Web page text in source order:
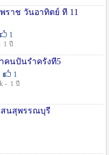
ราช วันอาทิตย์ ที่ 11
1
1 ปี
คนปั้นรำครั้งที่5
1
- 1 ปี
สนสุพรรณบุรี